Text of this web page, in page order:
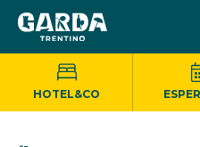
HOTEL&CO